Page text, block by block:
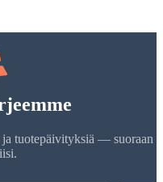
tuotepäivityksiä — suoraan